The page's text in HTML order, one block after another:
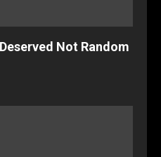
Not Random